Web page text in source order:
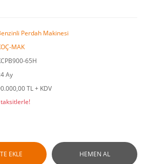
Perdah Makinesi
MAK
65H
Ay
TL + KDV
EKLE HEMEN AL